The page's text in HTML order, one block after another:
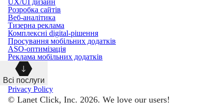
Розробка сайтів
Веб-аналітика
Тизерна реклама
Комплексні digital-рішення
Просування мобільних додатків
ASO-оптимізація
Реклама мобільних додатків
Всі послуги
Privacy Policy
© Lanet Click, Inc. 2026. We love our users!